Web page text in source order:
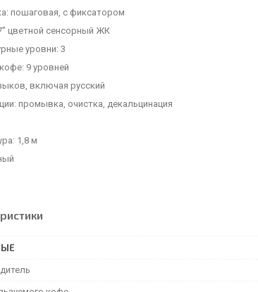
пошаговая, с фиксатором
цветной сенсорный ЖК
уровни: 3
9 уровней
включая русский
промывка, очистка, декальцинация
1,8 м